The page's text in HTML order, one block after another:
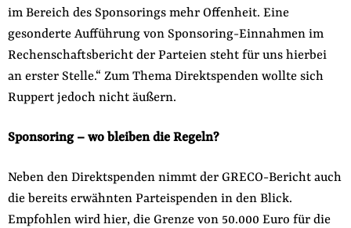
im Bereich des Sponsorings mehr Offenheit. Eine
gesonderte Aufführung von Sponsoring-Einnahmen im
Rechenschaftsbericht der Parteien steht für uns hierbei
an erster Stelle.“ Zum Thema Direktspenden wollte sich
Ruppert jedoch nicht äußern.
Sponsoring – wo bleiben die Regeln?
Neben den Direktspenden nimmt der GRECO-Bericht auch
die bereits erwähnten Parteispenden in den Blick.
Empfohlen wird hier, die Grenze von 50.000 Euro für die